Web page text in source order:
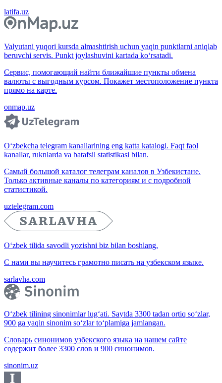
latifa.uz
Valyutani yuqori kursda almashtirish uchun yaqin punktlarni aniqlab
beruvchi servis. Punkt joylashuvini kartada ko‘rsatadi.
Сервис, помогающий найти ближайшие пункты обмена
валюты с выгодным курсом. Покажет местоположение пункта
прямо на карте.
onmap.uz
O‘zbekcha telegram kanallarining eng katta katalogi. Faqt faol
kanallar, ruknlarda va batafsil statistikasi bilan.
Самый большой каталог телеграм каналов в Узбекистане.
Только активные каналы по категориям и с подробной
статистикой.
uztelegram.com
O‘zbek tilida savodli yozishni biz bilan boshlang.
С нами вы научитесь грамотно писать на узбекском языке.
sarlavha.com
O‘zbek tilining sinonimlar lug‘ati. Saytda 3300 tadan ortiq so‘zlar,
900 ga yaqin sinonim so‘zlar to‘plamiga jamlangan.
Словарь синонимов узбекского языка на нашем сайте
содержит более 3300 слов и 900 синонимов.
sinonim.uz